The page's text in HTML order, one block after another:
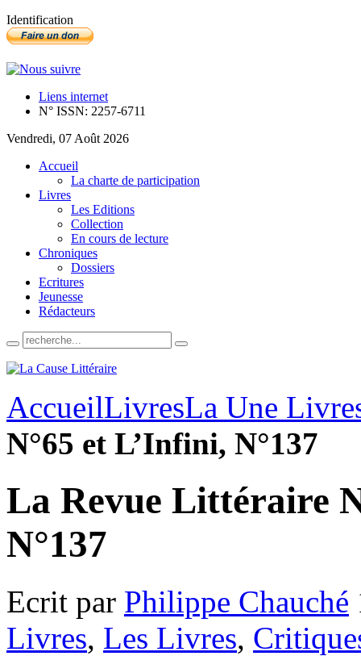
Identification
Liens internet
N° ISSN: 2257-6711
Vendredi, 07 Août 2026
Accueil
La charte de participation
Livres
Les Editions
Collection
En cours de lecture
Chroniques
Dossiers
Ecritures
Jeunesse
Rédacteurs
AccueilLivresLa Une
N°65 et L’Infini, N°137
La Revue Littéraire
N°137
Ecrit par Philippe Chauché
Livres, Les Livres,